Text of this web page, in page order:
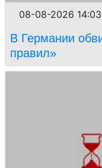
08-08-2026 14:03
В Германии
правил»